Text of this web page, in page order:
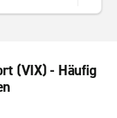
(VIX) - Häufig